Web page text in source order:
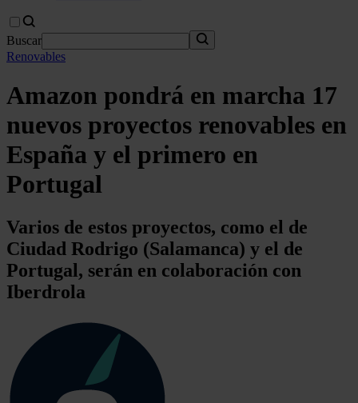
Buscar
Renovables
Amazon pondrá en marcha 17
nuevos proyectos renovables en
España y el primero en
Portugal
Varios de estos proyectos, como el de
Ciudad Rodrigo (Salamanca) y el de
Portugal, serán en colaboración con
Iberdrola